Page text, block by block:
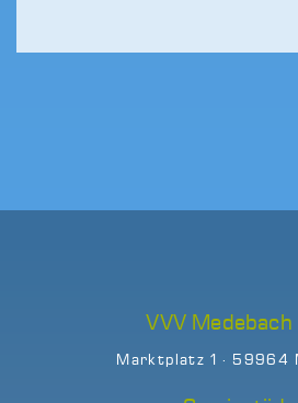
VVV Medebach
Marktplatz 1 · 59964